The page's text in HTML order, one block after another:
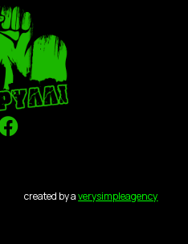
created by averysimpleagency